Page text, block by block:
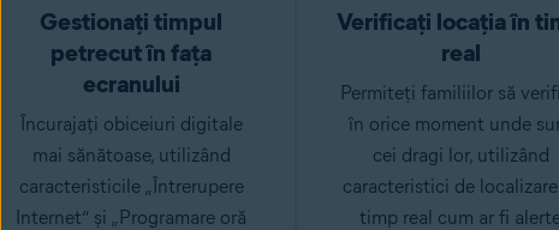
Gestionați timpul
petrecut în fața
ecranului
Încurajați obiceiuri digitale
mai sănătoase, utilizând
caracteristicile „Întrerupere
Internet” și „Programare oră
Verificați locația în
real
Permiteți familiilor să
în orice moment unde
cei dragi lor, utilizând
caracteristici de
timp real cum ar fi